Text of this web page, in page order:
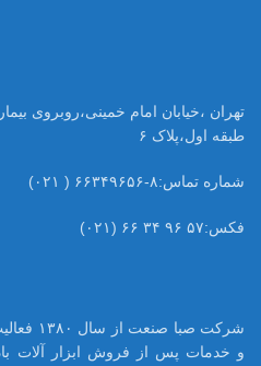
طبقه اول،پلاک ۶
شماره تماس:۸-۶۶۳۴۹۶۵۶ ( ۰۲۱)
فکس:۵۷ ۹۶ ۳۴ ۶۶ (۰۲۱)
شرکت
و خدمات پس از فروش ابزار آلات